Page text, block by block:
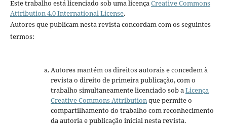
Este trabalho está licenciado sob uma licença Creative Commons
Attribution 4.0 International License.
Autores que publicam nesta revista concordam com os seguintes
termos:
Autores mantém os direitos autorais e concedem à
revista o direito de primeira publicação, com o
trabalho simultaneamente licenciado sob a Licença
Creative Commons Attribution que permite o
compartilhamento do trabalho com reconhecimento
da autoria e publicação inicial nesta revista.